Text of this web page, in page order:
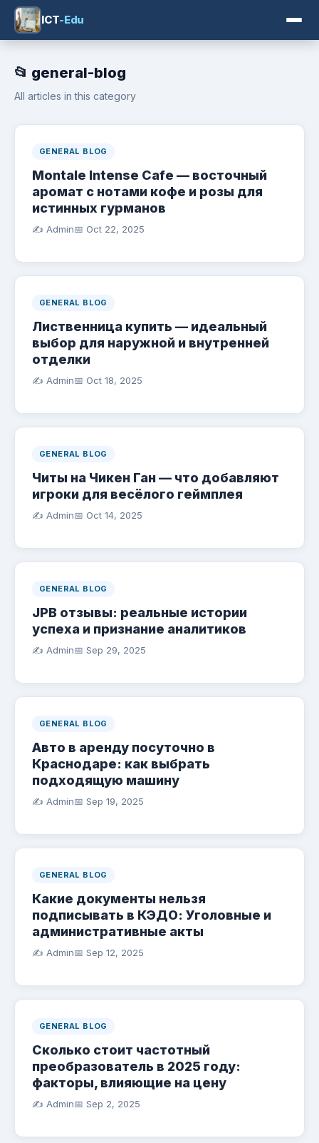
ICT-Edu
📂 general-blog
All articles in this category
GENERAL BLOG
Montale Intense Cafe — восточный
аромат с нотами кофе и розы для
истинных гурманов
✍️ Admin📅 Oct 22, 2025
GENERAL BLOG
Лиственница купить — идеальный
выбор для наружной и внутренней
отделки
✍️ Admin📅 Oct 18, 2025
GENERAL BLOG
Читы на Чикен Ган — что добавляют
игроки для весёлого геймплея
✍️ Admin📅 Oct 14, 2025
GENERAL BLOG
JPB отзывы: реальные истории
успеха и признание аналитиков
✍️ Admin📅 Sep 29, 2025
GENERAL BLOG
Авто в аренду посуточно в
Краснодаре: как выбрать
подходящую машину
✍️ Admin📅 Sep 19, 2025
GENERAL BLOG
Какие документы нельзя
подписывать в КЭДО: Уголовные и
административные акты
✍️ Admin📅 Sep 12, 2025
GENERAL BLOG
Сколько стоит частотный
преобразователь в 2025 году:
факторы, влияющие на цену
✍️ Admin📅 Sep 2, 2025